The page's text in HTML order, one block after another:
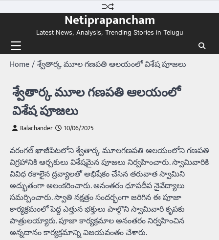
to
Netiprapancham
Latest News, Analysis, Trending Stories in Telugu
Home శ్వేతార్క మూల గణపతి ఆలయంలో విశేష పూజలు
శ్వేతార్క మూల గణపతి ఆలయంలో
విశేష పూజలు
Balachander 10/06/2025
వరంగల్‌ ఖాజీపేటలోని శ్వేతార్క మూలగణపతి ఆలయంలోని గణపతి
విగ్రహానికి ఆర్చకులు విశేషమైన పూజలు నిర్వహించారు. స్వామివారికి
వివిధ రకాలైన ద్రవ్యాలతో అభిషేకం చేసిన తరువాత స్వామిని
అద్భుతంగా అలంకరించారు. అనంతరం ధూపదీప నైవేద్యాలు
సమర్పించారు. స్వాతి నక్షత్రం సందర్భంగా జరిగిన ఈ పూజా
కార్యక్రమంలో పెద్ద ఎత్తున భక్తులు పాల్గొని స్వామివారి కృపకు
పాత్రులయ్యారు. పూజా కార్యక్రమాల అనంతరం నిర్వహించిన
అన్నదానం కార్యక్రమాన్ని విజయవంతం చేశారు.